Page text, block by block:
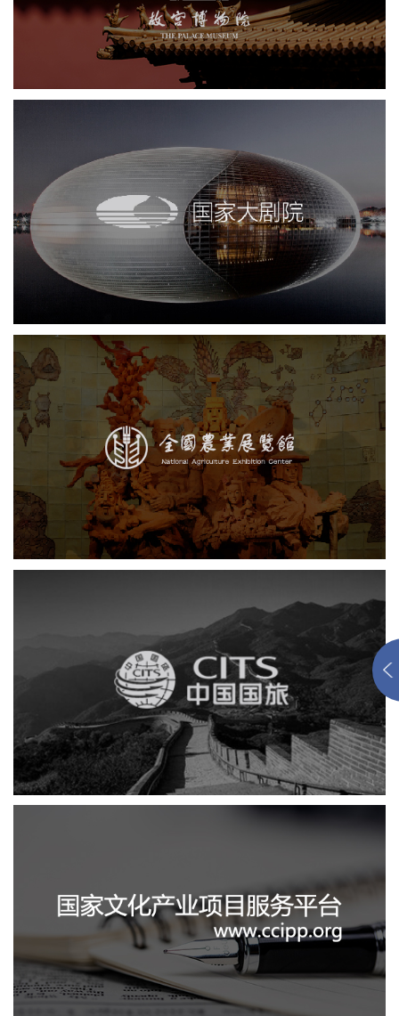
国家大剧院
文化艺术 智慧展馆 展馆网站建设
农业展览馆
展览馆 文化艺术 智慧展馆 展馆网站建设
中国国旅
电商网站 网站建设
国家文化项目产业平台
文化艺术 IT平台整体解决方案
系统开发
业务系统